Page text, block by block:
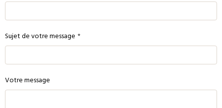
Sujet de votre message
Votre message